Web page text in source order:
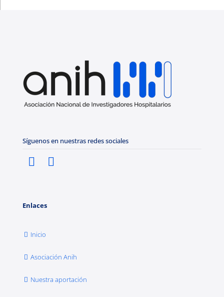
Síguenos en nuestras redes sociales
Enlaces
Inicio
Asociación Anih
Nuestra aportación